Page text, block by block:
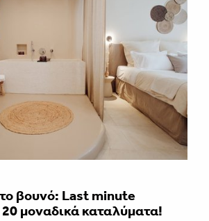
βουνό: Last minute
μοναδικά καταλύματα!